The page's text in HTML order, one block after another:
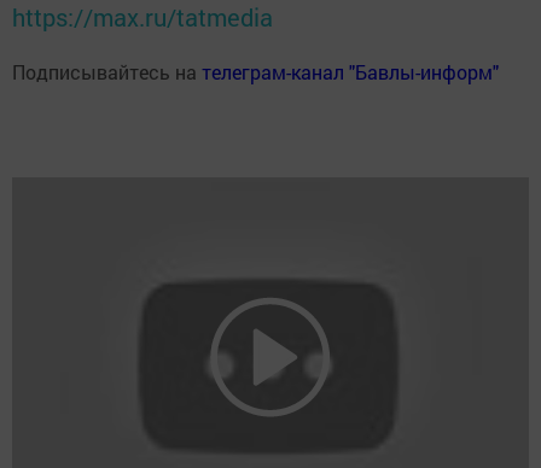
https://max.ru/tatmedia
Подписывайтесь на телеграм-канал "Бавлы-информ"